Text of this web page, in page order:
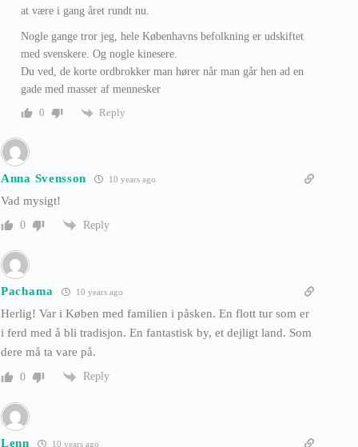
at være i gang året rundt nu.
Nogle gange tror jeg, hele Københavns befolkning er udskiftet
med svenskere. Og nogle kinesere.
Du ved, de korte ordbrokker man hører når man går hen ad en
gade med masser af mennesker
0
Reply
Anna Svensson 10 years ago
Vad mysigt!
0 Reply
Pachama 10 years ago
Herlig! Var i Køben med familien i påsken. En flott tur som er
i ferd med å bli tradisjon. En fantastisk by, et dejligt land. Som
dere må ta vare på.
0 Reply
Lenn 10 years ago